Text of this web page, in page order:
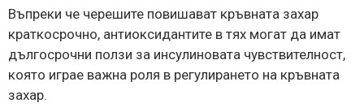
Въпреки че черешите повишават кръвната захар
краткосрочно, антиоксидантите в тях могат да имат
дългосрочни ползи за инсулиновата чувствителност,
която играе важна роля в регулирането на кръвната
захар.